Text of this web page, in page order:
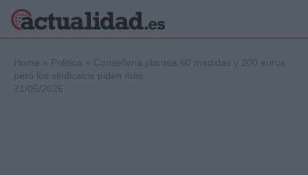
Home » Política » Conselleria plantea 60 medidas y 200 euros
pero los sindicatos piden más
21/05/2026